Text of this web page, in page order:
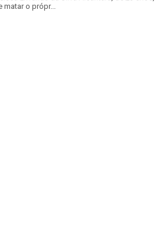
o própr...